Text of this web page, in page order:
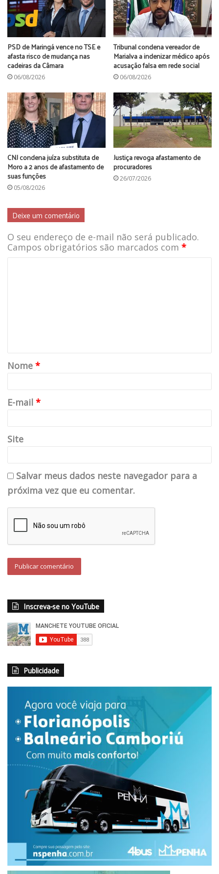
PSD de Maringá vence no TSE e
afasta risco de mudança nas
cadeiras da Câmara
06/08/2026
Tribunal condena vereador de
Marialva a indenizar médico após
acusação falsa em rede social
06/08/2026
CNJ condena juíza substituta de
Moro a 2 anos de afastamento de
suas funções
05/08/2026
Justiça revoga afastamento de
procuradores
26/07/2026
Deixe um comentário
O seu endereço de e-mail não será publicado.
Campos obrigatórios são marcados com *
Nome *
E-mail *
Site
Salvar meus dados neste navegador para a
próxima vez que eu comentar.
Inscreva-se no YouTube
Publicidade